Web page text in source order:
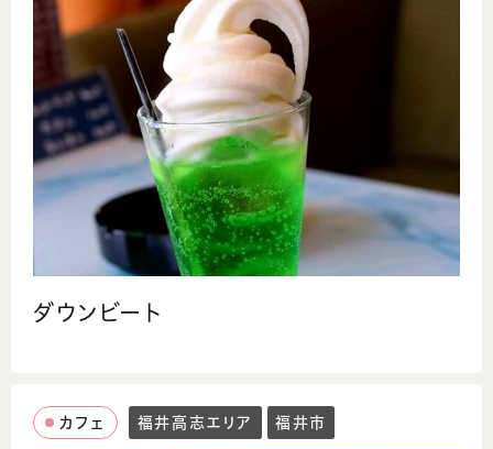
ダウンビート
カフェ 福井高志エリア 福井市